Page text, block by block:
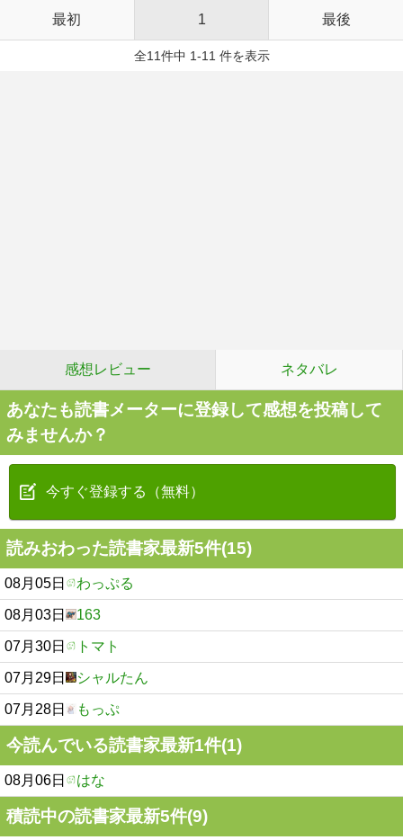
最初 1 最後
全11件中 1-11 件を表示
感想レビュー ネタバレ
あなたも読書メーターに登録して感想を投稿して
みませんか？
今すぐ登録する（無料）
読みおわった読書家最新5件(15)
08月05日 わっぷる
08月03日 163
07月30日 トマト
07月29日 シャルたん
07月28日 もっぷ
今読んでいる読書家最新1件(1)
08月06日 はな
積読中の読書家最新5件(9)